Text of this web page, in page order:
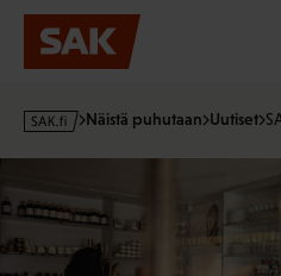
Hyppää
sisältöön
s
f
i
Näistä puhutaan Uutiset